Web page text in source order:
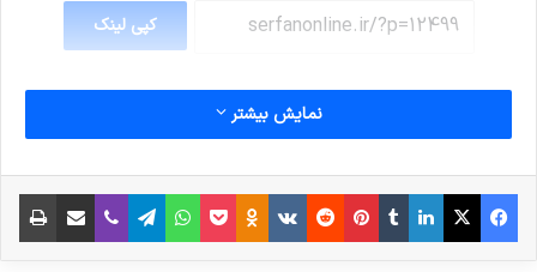
کپی لینک
نمایش بیشتر
فیس بوک X لینکدین
‫تامبلر‫پین‌ترست
‫رددیت‫VKontakte
‫Odnoklassniki
پاکتواتس آپ تلگراموایبر اشتراک گذاری از طریق ایمیل